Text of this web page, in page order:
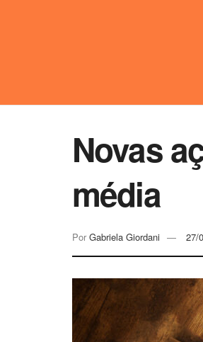
Novas
média
Por Gabriela Giordani 27/